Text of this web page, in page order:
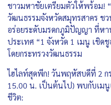
ชาวมหาชัยเตรียมตัวให้พร้อม!
วัฒนธรรมจังหวัดสมุทรสาคร ช
อร่อยระดับมรดกภูมิปัญญา ที่หา
ประเทศ “1 จังหวัด 1 เมนู เชิด
โดยกระทรวงวัฒนธรรม
ไฮไลท์สุดพีก! วันพฤหัสบดีที่ 2 ก
15.00 น. เป็นต้นไป) พบกับเมนู
ชีวิต: